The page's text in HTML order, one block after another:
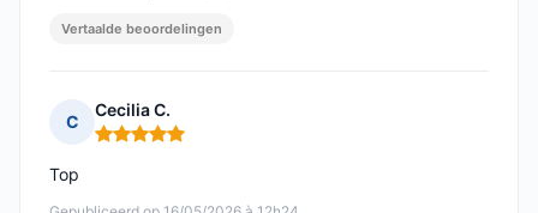
Vertaalde beoordelingen
C
Cecilia C.
Opmerking: 5 van 5
Top